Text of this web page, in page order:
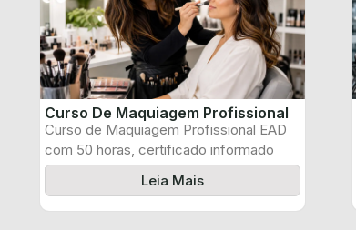
Curso De Maquiagem Profissional
Curso de Maquiagem Profissional EAD
com 50 horas, certificado informado
pelo produtor e ...
Leia Mais